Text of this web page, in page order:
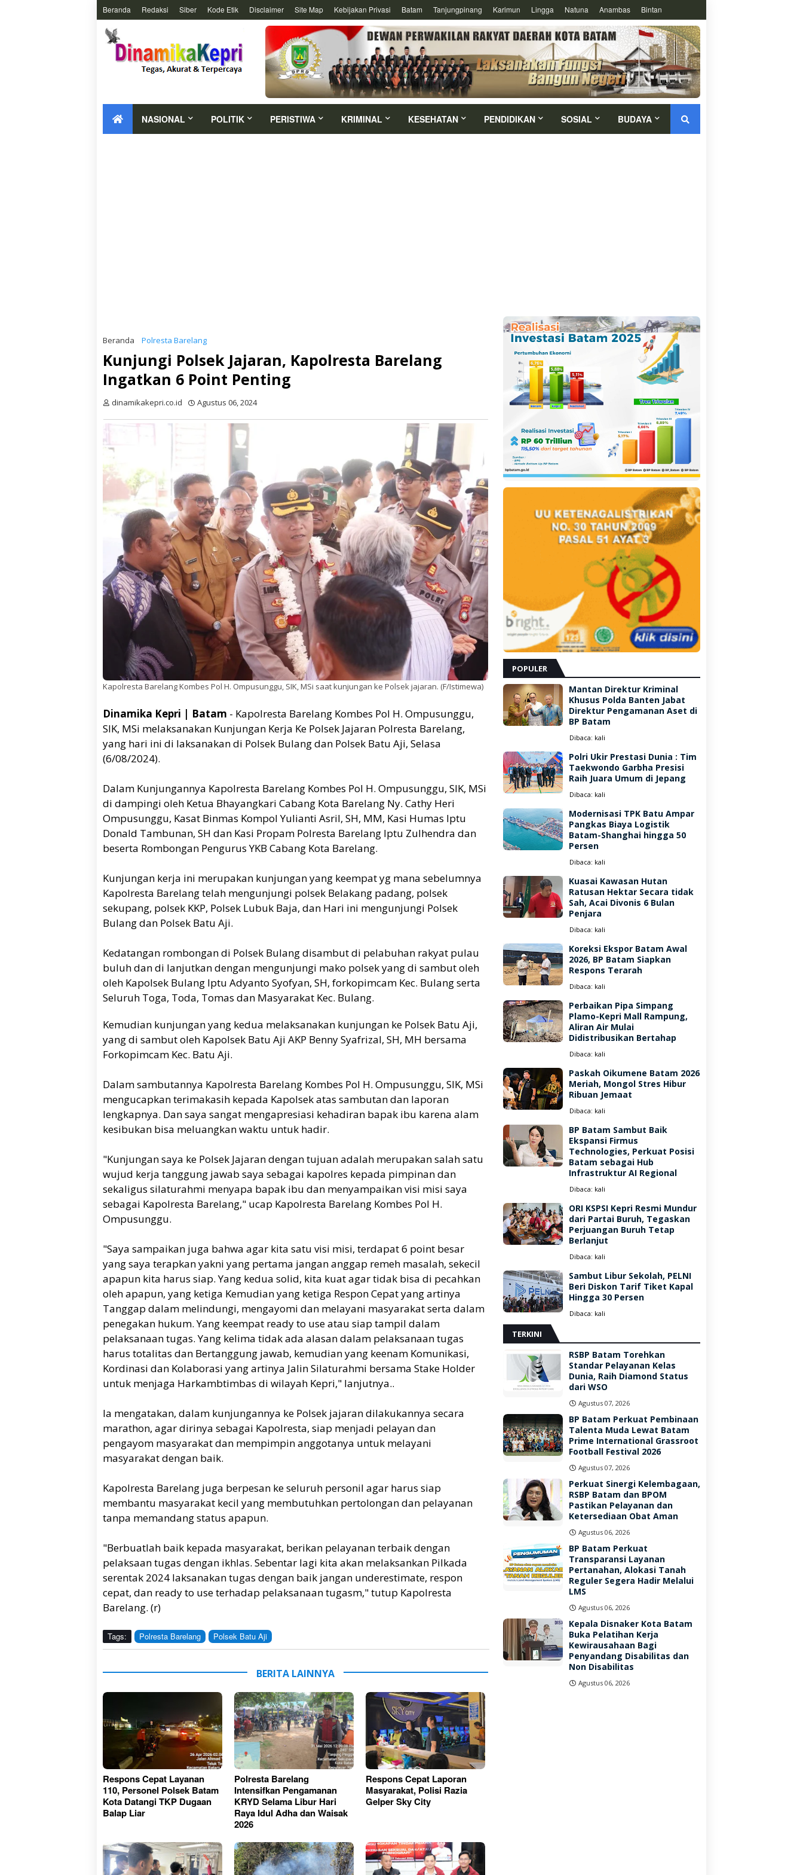
Beranda Redaksi Siber Kode Etik Disclaimer Site Map Kebijakan Privasi Batam Tanjungpinang Karimun Lingga Natuna Anambas Bintan
NASIONAL POLITIK PERISTIWA KRIMINAL KESEHATAN PENDIDIKAN SOSIAL BUDAYA
Beranda Polresta Barelang
Kunjungi Polsek Jajaran, Kapolresta Barelang
Ingatkan 6 Point Penting
dinamikakepri.co.id Agustus 06, 2024
Kapolresta Barelang Kombes Pol H. Ompusunggu, SIK, MSi saat kunjungan ke Polsek jajaran. (F/Istimewa)
Dinamika Kepri | Batam - Kapolresta Barelang Kombes Pol H. Ompusunggu,
SIK, MSi melaksanakan Kunjungan Kerja Ke Polsek Jajaran Polresta Barelang,
yang hari ini di laksanakan di Polsek Bulang dan Polsek Batu Aji, Selasa
(6/08/2024).
Dalam Kunjungannya Kapolresta Barelang Kombes Pol H. Ompusunggu, SIK, MSi
di dampingi oleh Ketua Bhayangkari Cabang Kota Barelang Ny. Cathy Heri
Ompusunggu, Kasat Binmas Kompol Yulianti Asril, SH, MM, Kasi Humas Iptu
Donald Tambunan, SH dan Kasi Propam Polresta Barelang Iptu Zulhendra dan
beserta Rombongan Pengurus YKB Cabang Kota Barelang.
Kunjungan kerja ini merupakan kunjungan yang keempat yg mana sebelumnya
Kapolresta Barelang telah mengunjungi polsek Belakang padang, polsek
sekupang, polsek KKP, Polsek Lubuk Baja, dan Hari ini mengunjungi Polsek
Bulang dan Polsek Batu Aji.
Kedatangan rombongan di Polsek Bulang disambut di pelabuhan rakyat pulau
buluh dan di lanjutkan dengan mengunjungi mako polsek yang di sambut oleh
oleh Kapolsek Bulang Iptu Adyanto Syofyan, SH, forkopimcam Kec. Bulang serta
Seluruh Toga, Toda, Tomas dan Masyarakat Kec. Bulang.
Kemudian kunjungan yang kedua melaksanakan kunjungan ke Polsek Batu Aji,
yang di sambut oleh Kapolsek Batu Aji AKP Benny Syafrizal, SH, MH bersama
Forkopimcam Kec. Batu Aji.
Dalam sambutannya Kapolresta Barelang Kombes Pol H. Ompusunggu, SIK, MSi
mengucapkan terimakasih kepada Kapolsek atas sambutan dan laporan
lengkapnya. Dan saya sangat mengapresiasi kehadiran bapak ibu karena alam
kesibukan bisa meluangkan waktu untuk hadir.
"Kunjungan saya ke Polsek Jajaran dengan tujuan adalah merupakan salah satu
wujud kerja tanggung jawab saya sebagai kapolres kepada pimpinan dan
sekaligus silaturahmi menyapa bapak ibu dan menyampaikan visi misi saya
sebagai Kapolresta Barelang," ucap Kapolresta Barelang Kombes Pol H.
Ompusunggu.
"Saya sampaikan juga bahwa agar kita satu visi misi, terdapat 6 point besar
yang saya terapkan yakni yang pertama jangan anggap remeh masalah, sekecil
apapun kita harus siap. Yang kedua solid, kita kuat agar tidak bisa di pecahkan
oleh apapun, yang ketiga Kemudian yang ketiga Respon Cepat yang artinya
Tanggap dalam melindungi, mengayomi dan melayani masyarakat serta dalam
penegakan hukum. Yang keempat ready to use atau siap tampil dalam
pelaksanaan tugas. Yang kelima tidak ada alasan dalam pelaksanaan tugas
harus totalitas dan Bertanggung jawab, kemudian yang keenam Komunikasi,
Kordinasi dan Kolaborasi yang artinya Jalin Silaturahmi bersama Stake Holder
untuk menjaga Harkambtimbas di wilayah Kepri," lanjutnya..
Ia mengatakan, dalam kunjungannya ke Polsek jajaran dilakukannya secara
marathon, agar dirinya sebagai Kapolresta, siap menjadi pelayan dan
pengayom masyarakat dan mempimpin anggotanya untuk melayani
masyarakat dengan baik.
Kapolresta Barelang juga berpesan ke seluruh personil agar harus siap
membantu masyarakat kecil yang membutuhkan pertolongan dan pelayanan
tanpa memandang status apapun.
"Berbuatlah baik kepada masyarakat, berikan pelayanan terbaik dengan
pelaksaan tugas dengan ikhlas. Sebentar lagi kita akan melaksankan Pilkada
serentak 2024 laksanakan tugas dengan baik jangan underestimate, respon
cepat, dan ready to use terhadap pelaksanaan tugasm," tutup Kapolresta
Barelang. (r)
Tags: Polresta Barelang Polsek Batu Aji
BERITA LAINNYA
Respons Cepat Layanan
110, Personel Polsek Batam
Kota Datangi TKP Dugaan
Balap Liar
Polresta Barelang
Intensifkan Pengamanan
KRYD Selama Libur Hari
Raya Idul Adha dan Waisak
2026
Respons Cepat Laporan
Masyarakat, Polisi Razia
Gelper Sky City
POPULER
Mantan Direktur Kriminal
Khusus Polda Banten Jabat
Direktur Pengamanan Aset di
BP Batam
Dibaca: kali
Polri Ukir Prestasi Dunia : Tim
Taekwondo Garbha Presisi
Raih Juara Umum di Jepang
Dibaca: kali
Modernisasi TPK Batu Ampar
Pangkas Biaya Logistik
Batam-Shanghai hingga 50
Persen
Dibaca: kali
Kuasai Kawasan Hutan
Ratusan Hektar Secara tidak
Sah, Acai Divonis 6 Bulan
Penjara
Dibaca: kali
Koreksi Ekspor Batam Awal
2026, BP Batam Siapkan
Respons Terarah
Dibaca: kali
Perbaikan Pipa Simpang
Plamo-Kepri Mall Rampung,
Aliran Air Mulai
Didistribusikan Bertahap
Dibaca: kali
Paskah Oikumene Batam 2026
Meriah, Mongol Stres Hibur
Ribuan Jemaat
Dibaca: kali
BP Batam Sambut Baik
Ekspansi Firmus
Technologies, Perkuat Posisi
Batam sebagai Hub
Infrastruktur AI Regional
Dibaca: kali
ORI KSPSI Kepri Resmi Mundur
dari Partai Buruh, Tegaskan
Perjuangan Buruh Tetap
Berlanjut
Dibaca: kali
Sambut Libur Sekolah, PELNI
Beri Diskon Tarif Tiket Kapal
Hingga 30 Persen
Dibaca: kali
TERKINI
RSBP Batam Torehkan
Standar Pelayanan Kelas
Dunia, Raih Diamond Status
dari WSO
Agustus 07, 2026
BP Batam Perkuat Pembinaan
Talenta Muda Lewat Batam
Prime International Grassroot
Football Festival 2026
Agustus 07, 2026
Perkuat Sinergi Kelembagaan,
RSBP Batam dan BPOM
Pastikan Pelayanan dan
Ketersediaan Obat Aman
Agustus 06, 2026
BP Batam Perkuat
Transparansi Layanan
Pertanahan, Alokasi Tanah
Reguler Segera Hadir Melalui
LMS
Agustus 06, 2026
Kepala Disnaker Kota Batam
Buka Pelatihan Kerja
Kewirausahaan Bagi
Penyandang Disabilitas dan
Non Disabilitas
Agustus 06, 2026